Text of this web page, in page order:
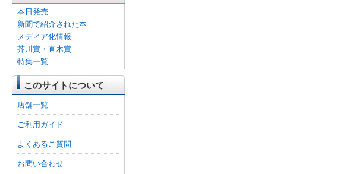
本日発売
新聞で紹介された本
メディア化情報
芥川賞・直木賞
特集一覧
このサイトについて
店舗一覧
ご利用ガイド
よくあるご質問
お問い合わせ